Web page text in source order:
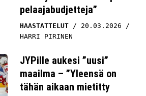
HAASTATTELUT
20.03.2026
maailma – ”Yleensä on
tähän aikaan mietitty
päätösreissua”